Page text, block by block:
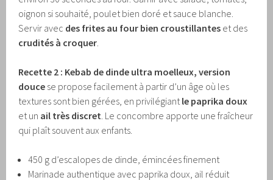
oignon si souhaité, poulet bien doré et sauce blanche.
Servir avec des frites au four bien croustillantes et des
crudités à croquer.
Recette 2 : Kebab de dinde ultra moelleux, version
douce se propose facilement à partir d’un âge où les
textures sont bien gérées, en privilégiantle paprika doux
et un ail très discret. Le concombre apporte une fraîcheur
qui plaît souvent aux enfants.
450 g d’escalopes de dinde, émincées finement
Marinade authentique avec paprika doux, ail réduit